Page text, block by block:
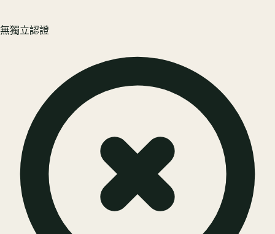
無獨立認證